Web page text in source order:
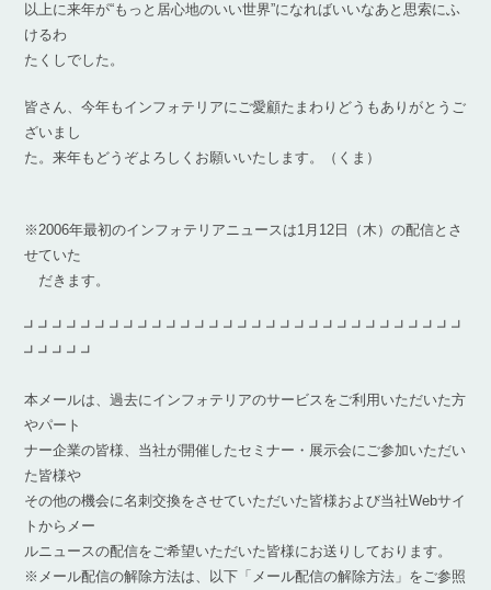
以上に来年が“もっと居心地のいい世界”になればいいなあと思索にふ
けるわ
たくしでした。
皆さん、今年もインフォテリアにご愛顧たまわりどうもありがとうご
ざいまし
た。来年もどうぞよろしくお願いいたします。（くま）
※2006年最初のインフォテリアニュースは1月12日（木）の配信とさ
せていた
だきます。
┛┛┛┛┛┛┛┛┛┛┛┛┛┛┛┛┛┛┛┛┛┛┛┛┛┛┛┛┛┛┛
┛┛┛┛┛
本メールは、過去にインフォテリアのサービスをご利用いただいた方
やパート
ナー企業の皆様、当社が開催したセミナー・展示会にご参加いただい
た皆様や
その他の機会に名刺交換をさせていただいた皆様および当社Webサイ
トからメー
ルニュースの配信をご希望いただいた皆様にお送りしております。
※メール配信の解除方法は、以下「メール配信の解除方法」をご参照